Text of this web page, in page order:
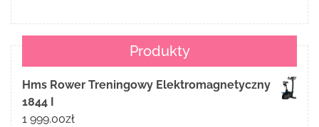
Produkty
Hms Rower Treningowy Elektromagnetyczny
1844 I
1 999.00zł